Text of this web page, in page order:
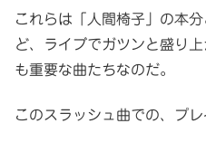
これらは「人間椅子」の本
ど、ライブでガツンと盛り
も重要な曲たちなのだ。
このスラッシュ曲での、プ